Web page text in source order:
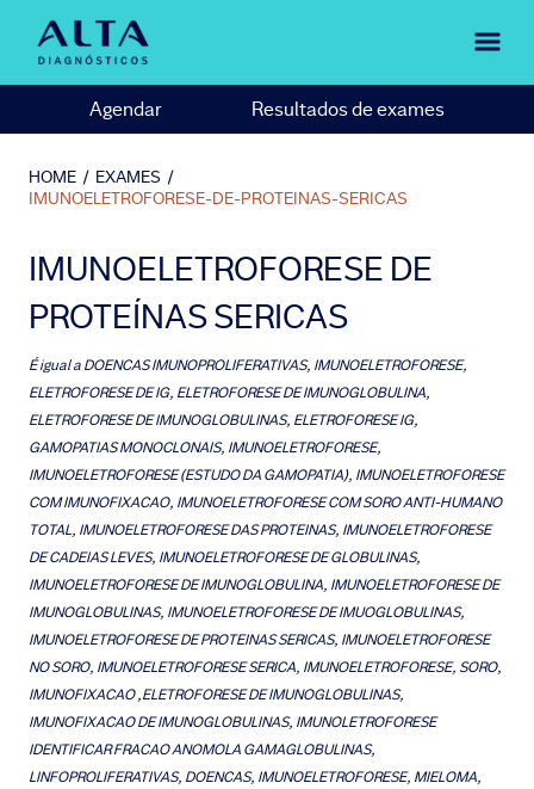
Agendar Resultados de exames
HOME / EXAMES /
IMUNOELETROFORESE-DE-PROTEINAS-SERICAS
IMUNOELETROFORESE DE
PROTEÍNAS SERICAS
É igual aDOENCAS IMUNOPROLIFERATIVAS, IMUNOELETROFORESE,
ELETROFORESE DE IG, ELETROFORESE DE IMUNOGLOBULINA,
ELETROFORESE DE IMUNOGLOBULINAS, ELETROFORESE IG,
GAMOPATIAS MONOCLONAIS, IMUNOELETROFORESE,
IMUNOELETROFORESE (ESTUDO DA GAMOPATIA), IMUNOELETROFORESE
COM IMUNOFIXACAO, IMUNOELETROFORESE COM SORO ANTI-HUMANO
TOTAL, IMUNOELETROFORESE DAS PROTEINAS, IMUNOELETROFORESE
DE CADEIAS LEVES, IMUNOELETROFORESE DE GLOBULINAS,
IMUNOELETROFORESE DE IMUNOGLOBULINA, IMUNOELETROFORESE DE
IMUNOGLOBULINAS, IMUNOELETROFORESE DE IMUOGLOBULINAS,
IMUNOELETROFORESE DE PROTEINAS SERICAS, IMUNOELETROFORESE
NO SORO, IMUNOELETROFORESE SERICA, IMUNOELETROFORESE, SORO,
IMUNOFIXACAO ,ELETROFORESE DE IMUNOGLOBULINAS,
IMUNOFIXACAO DE IMUNOGLOBULINAS, IMUNOLETROFORESE
IDENTIFICAR FRACAO ANOMOLA GAMAGLOBULINAS,
LINFOPROLIFERATIVAS, DOENCAS, IMUNOELETROFORESE, MIELOMA,